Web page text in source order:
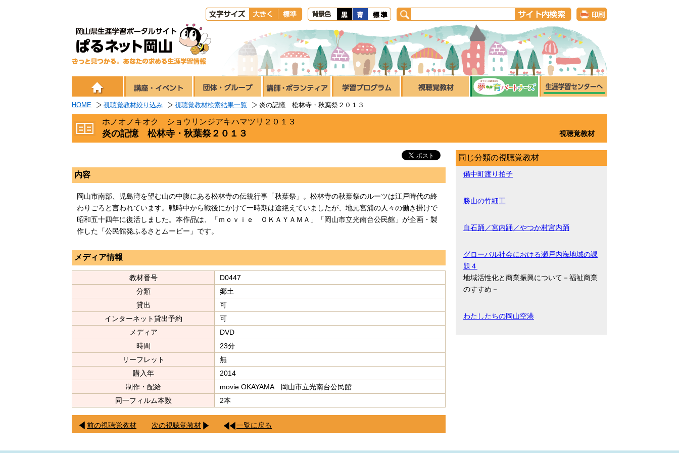
HOME 視聴覚教材絞り込み 視聴覚教材検索結果一覧 炎の記憶 松林寺・秋葉祭２０１３
ホノオノキオク ショウリンジアキハマツリ２０１３
炎の記憶 松林寺・秋葉祭２０１３ 視聴覚教材
内容
岡山市南部、児島湾を望む山の中腹にある松林寺の伝統行事「秋葉祭」。松林寺の秋葉祭のルーツは江戸時代の終
わりごろと言われています。戦時中から戦後にかけて一時期は途絶えていましたが、地元宮浦の人々の働き掛けで
昭和五十四年に復活しました。本作品は、「ｍｏｖｉｅ ＯＫＡＹＡＭＡ」「岡山市立光南台公民館」が企画・製
作した「公民館発ふるさとムービー」です。
メディア情報
教材番号
D0447
分類
郷土
貸出
可
インターネット貸出予約
可
メディア
DVD
時間
23分
リーフレット
無
購入年
2014
制作・配給
movie OKAYAMA 岡山市立光南台公民館
同一フィルム本数
2本
前の視聴覚教材 次の視聴覚教材 一覧に戻る
同じ分類の視聴覚教材
備中町渡り拍子
勝山の竹細工
白石踊／宮内踊／やつか村宮内踊
グローバル社会における瀬戸内海地域の課
題４
地域活性化と商業振興について－福祉商業
のすすめ－
わたしたちの岡山空港